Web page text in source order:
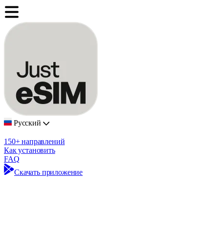
Русский
150+ направлений
Как установить
FAQ
Скачать приложение